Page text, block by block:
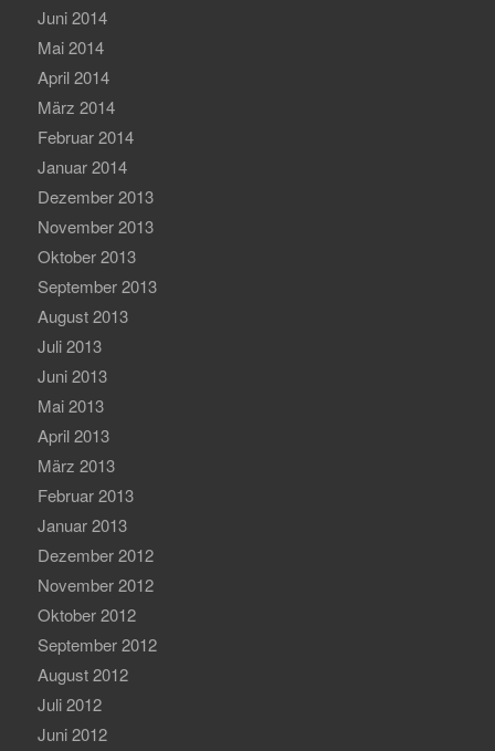
Juni 2014
Mai 2014
April 2014
März 2014
Februar 2014
Januar 2014
Dezember 2013
November 2013
Oktober 2013
September 2013
August 2013
Juli 2013
Juni 2013
Mai 2013
April 2013
März 2013
Februar 2013
Januar 2013
Dezember 2012
November 2012
Oktober 2012
September 2012
August 2012
Juli 2012
Juni 2012